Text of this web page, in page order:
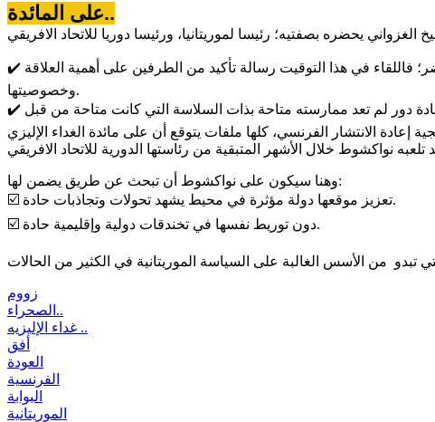
على المائدة..
✔️ بصفته رئيسا لموريتانيا سيكون موضوع الانتخابات الرئاسية الموريتانية المرتقبة بعد شهر من انعقاد اللقاء حاضرا حتى ولو لم يحضر؛ فاللقاء في هذا التوقيت رسالة تأكيد من الطرفين على أهمية العلاقة
وخصوصيتها.
إعادة الانتشار الفرنسي، كلها ملفات يتوقع أن على مائدة الغداء الإليزي
وهنا سيكون على نواكشوط أن تبحث عن طريق يضمن لها:
☑️ تعزيز موقعها دولة مؤثرة في محيط يشهد تحولات وتجاذبات حادة.
☑️ دون توريط نفسها في تخندقات دولية وإقليمية حادة.
زووم
الصحراء..
غداء الإليزيه ..
أفق
العودة
الفرنسية
البوابة
الموريتانية